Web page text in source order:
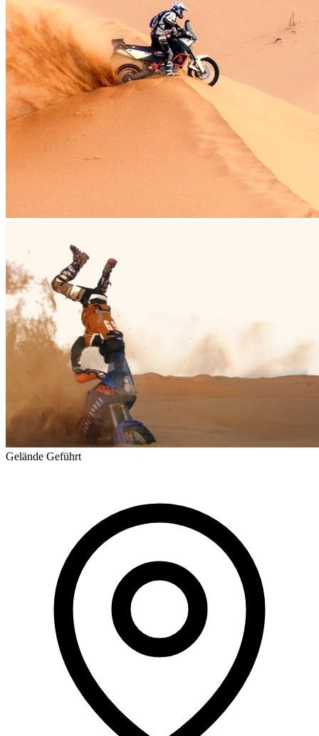
Gelände Geführt